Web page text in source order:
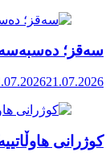
سەقز؛
21.07.2026
کوژرانی